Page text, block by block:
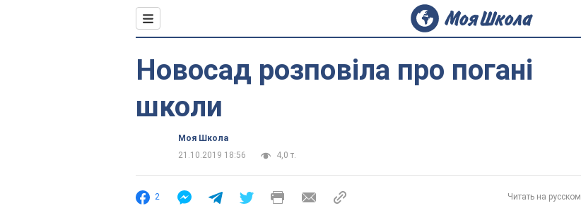
Новосад розповіла про погані
школи
Моя Школа
21.10.2019 18:56
4,0 т.
2 Читать на русском